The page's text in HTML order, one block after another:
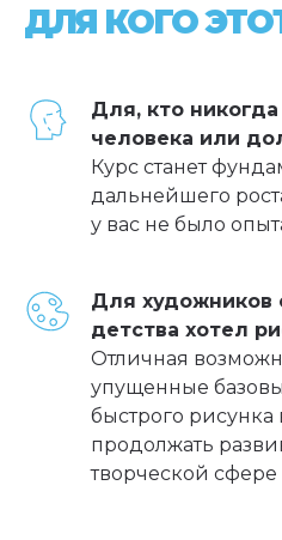
ДЛЯ КОГО
Для, кто
человека или
Курс станет
дальнейшего
у вас не было
Для художников
детства хотел
Отличная
упущенные
быстрого
продолжать
творческой сфере